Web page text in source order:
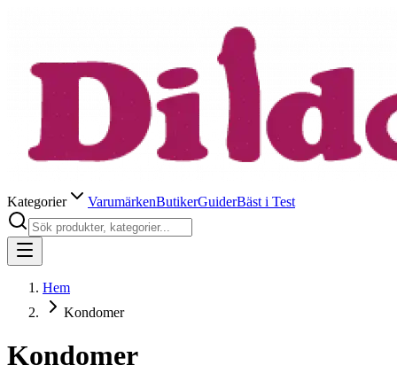
Kategorier VarumärkenButikerGuiderBäst i Test
Hem
Kondomer
Kondomer